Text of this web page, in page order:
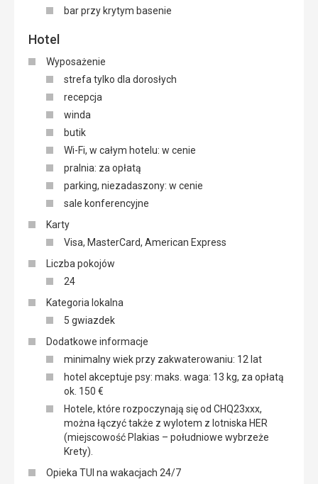
bar przy krytym basenie
Hotel
Wyposażenie
strefa tylko dla dorosłych
recepcja
winda
butik
Wi-Fi, w całym hotelu: w cenie
pralnia: za opłatą
parking, niezadaszony: w cenie
sale konferencyjne
Karty
Visa, MasterCard, American Express
Liczba pokojów
24
Kategoria lokalna
5 gwiazdek
Dodatkowe informacje
minimalny wiek przy zakwaterowaniu: 12 lat
hotel akceptuje psy: maks. waga: 13 kg, za opłatą
ok. 150 €
Hotele, które rozpoczynają się od CHQ23xxx,
można łączyć także z wylotem z lotniska HER
(miejscowość Plakias – południowe wybrzeże
Krety).
Opieka TUI na wakacjach 24/7